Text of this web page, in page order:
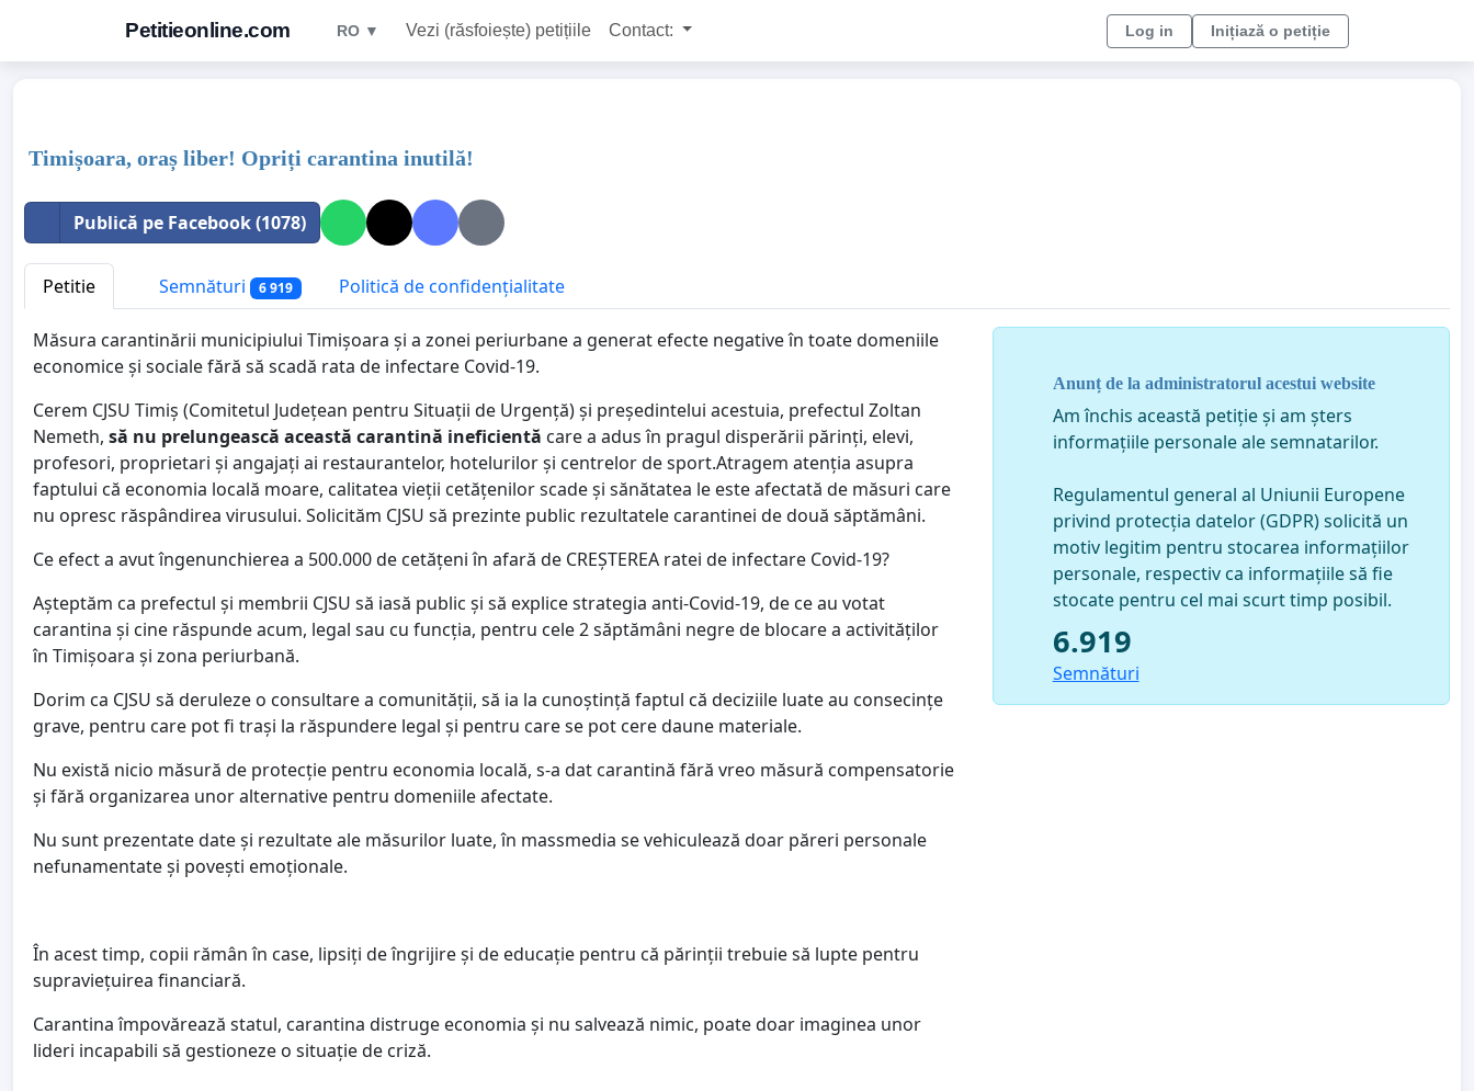
Petitieonline.com RO ▼ Vezi (răsfoiește) petițiile Contact: Log in Inițiază o petiție
Timișoara, oraș liber! Opriți carantina inutilă!
Publică pe Facebook (1078)
Petitie Semnături 6 919 Politică de confidențialitate
Măsura carantinării municipiului Timișoara și a zonei periurbane a generat efecte negative în toate domeniile
economice și sociale fără să scadă rata de infectare Covid-19.
Cerem CJSU Timiș (Comitetul Județean pentru Situații de Urgență) și președintelui acestuia, prefectul Zoltan
Nemeth, să nu prelungească această carantină ineficientă care a adus în pragul disperării părinți, elevi,
profesori, proprietari și angajați ai restaurantelor, hotelurilor și centrelor de sport.Atragem atenția asupra
faptului că economia locală moare, calitatea vieții cetățenilor scade și sănătatea le este afectată de măsuri care
nu opresc răspândirea virusului. Solicităm CJSU să prezinte public rezultatele carantinei de două săptămâni.
Ce efect a avut îngenunchierea a 500.000 de cetățeni în afară de CREȘTEREA ratei de infectare Covid-19?
Așteptăm ca prefectul și membrii CJSU să iasă public și să explice strategia anti-Covid-19, de ce au votat
carantina și cine răspunde acum, legal sau cu funcția, pentru cele 2 săptămâni negre de blocare a activităților
în Timișoara și zona periurbană.
Dorim ca CJSU să deruleze o consultare a comunității, să ia la cunoștință faptul că deciziile luate au consecințe
grave, pentru care pot fi trași la răspundere legal și pentru care se pot cere daune materiale.
Nu există nicio măsură de protecție pentru economia locală, s-a dat carantină fără vreo măsură compensatorie
și fără organizarea unor alternative pentru domeniile afectate.
Nu sunt prezentate date și rezultate ale măsurilor luate, în massmedia se vehiculează doar păreri personale
nefunamentate și povești emoționale.
În acest timp, copii rămân în case, lipsiți de îngrijire și de educație pentru că părinții trebuie să lupte pentru
supraviețuirea financiară.
Carantina împovărează statul, carantina distruge economia și nu salvează nimic, poate doar imaginea unor
lideri incapabili să gestioneze o situație de criză.
Anunț de la administratorul acestui website
Am închis această petiție și am șters
informațiile personale ale semnatarilor.
Regulamentul general al Uniunii Europene
privind protecția datelor (GDPR) solicită un
motiv legitim pentru stocarea informațiilor
personale, respectiv ca informațiile să fie
stocate pentru cel mai scurt timp posibil.
6.919
Semnături